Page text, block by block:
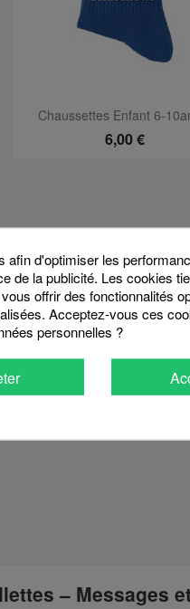
Aperçu rapide
Chaussettes Enfant 6-
6,00 €
– Messages
afin d'optimiser les
de la publicité. Les cookies
offrir des fonctionnalités
Acceptez-vous ces
personnelles ?